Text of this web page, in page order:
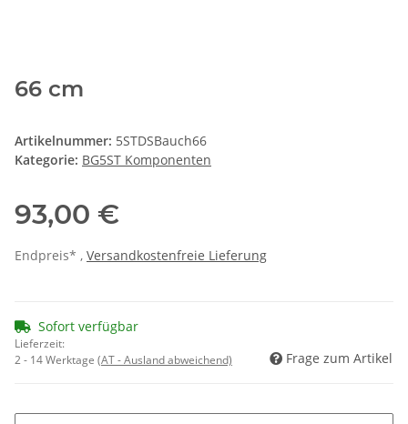
66 cm
Artikelnummer: 5STDSBauch66
Kategorie: BG5ST Komponenten
93,00 €
Endpreis* , Versandkostenfreie Lieferung
Sofort verfügbar
Lieferzeit:
2 - 14 Werktage (AT - Ausland abweichend) Frage zum Artikel